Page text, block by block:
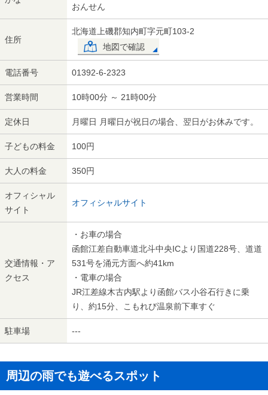
おんせん
住所
北海道上磯郡知内町字元町103-2
地図で確認
電話番号 01392-6-2323
営業時間 10時00分 ～ 21時00分
定休日 月曜日 月曜日が祝日の場合、翌日がお休みです。
子どもの料金 100円
大人の料金 350円
オフィシャル
サイト
オフィシャルサイト
交通情報・ア
クセス
・お車の場合
函館江差自動車道北斗中央ICより国道228号、道道
531号を涌元方面へ約41km
・電車の場合
JR江差線木古内駅より函館バス小谷石行きに乗
り、約15分、こもれび温泉前下車すぐ
駐車場 ---
周辺の雨でも遊べるスポット